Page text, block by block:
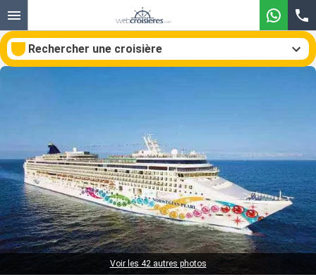
Rechercher une croisière
Mois de départ
Ports Compagnies
Rechercher
Voir les 42 autres photos